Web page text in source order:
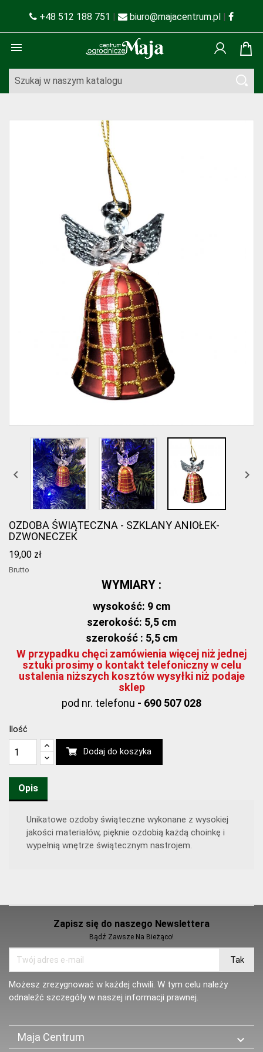
+48 512 188 751 | biuro@majacentrum.pl |

 
OZDOBA ŚWIĄTECZNA - SZKLANY ANIOŁEK-
DZWONECZEK
19,00 zł
Brutto
WYMIARY :
wysokość: 9 cm
szerokość: 5,5 cm
szerokość : 5,5 cm
W przypadku chęci zamówienia więcej niż jednej
sztuki prosimy o kontakt telefoniczny w celu
ustalenia niższych kosztów wysyłki niż podaje
sklep
pod nr. telefonu - 690 507 028
Ilość
Dodaj do koszyka
Opis
Unikatowe ozdoby świąteczne wykonane z wysokiej
jakości materiałów, pięknie ozdobią każdą choinkę i
wypełnią wnętrze świątecznym nastrojem.
Zapisz się do naszego Newslettera
Bądź Zawsze Na Bieżąco!
Możesz zrezygnować w każdej chwili. W tym celu należy
odnaleźć szczegóły w naszej informacji prawnej.
Maja Centrum 